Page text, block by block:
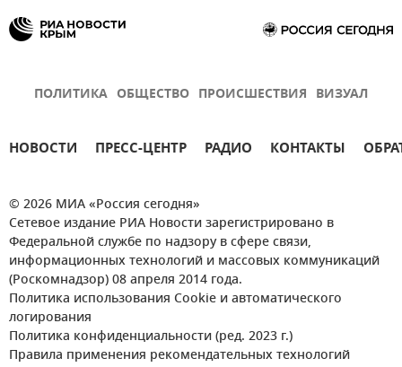
ПОЛИТИКА ОБЩЕСТВО ПРОИСШЕСТВИЯ ВИЗУАЛ
НОВОСТИ ПРЕСС-ЦЕНТР РАДИО КОНТАКТЫ
© 2026 МИА «Россия сегодня»
Сетевое издание РИА Новости зарегистрировано в
Федеральной службе по надзору в сфере связи,
информационных технологий и массовых коммуникаций
(Роскомнадзор) 08 апреля 2014 года.
Политика использования Cookie и автоматического
логирования
Политика конфиденциальности (ред. 2023 г.)
Правила применения рекомендательных технологий